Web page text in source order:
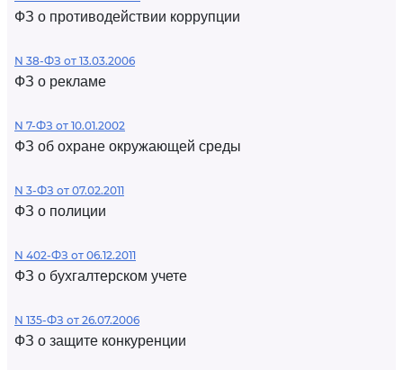
ФЗ о противодействии коррупции
N 38-ФЗ от 13.03.2006
ФЗ о рекламе
N 7-ФЗ от 10.01.2002
ФЗ об охране окружающей среды
N 3-ФЗ от 07.02.2011
ФЗ о полиции
N 402-ФЗ от 06.12.2011
ФЗ о бухгалтерском учете
N 135-ФЗ от 26.07.2006
ФЗ о защите конкуренции